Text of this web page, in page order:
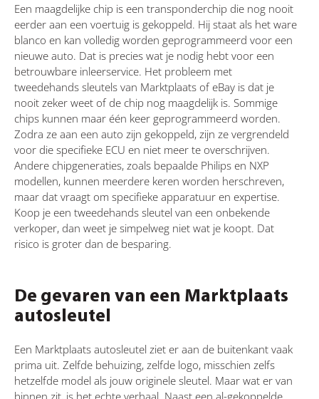
Een maagdelijke chip is een transponderchip die nog nooit
eerder aan een voertuig is gekoppeld. Hij staat als het ware
blanco en kan volledig worden geprogrammeerd voor een
nieuwe auto. Dat is precies wat je nodig hebt voor een
betrouwbare inleerservice. Het probleem met
tweedehands sleutels van Marktplaats of eBay is dat je
nooit zeker weet of de chip nog maagdelijk is. Sommige
chips kunnen maar één keer geprogrammeerd worden.
Zodra ze aan een auto zijn gekoppeld, zijn ze vergrendeld
voor die specifieke ECU en niet meer te overschrijven.
Andere chipgeneraties, zoals bepaalde Philips en NXP
modellen, kunnen meerdere keren worden herschreven,
maar dat vraagt om specifieke apparatuur en expertise.
Koop je een tweedehands sleutel van een onbekende
verkoper, dan weet je simpelweg niet wat je koopt. Dat
risico is groter dan de besparing.
De gevaren van een Marktplaats
autosleutel
Een Marktplaats autosleutel ziet er aan de buitenkant vaak
prima uit. Zelfde behuizing, zelfde logo, misschien zelfs
hetzelfde model als jouw originele sleutel. Maar wat er van
binnen zit, is het echte verhaal. Naast een al-gekoppelde